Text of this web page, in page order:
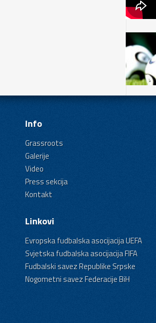
Info
Grassroots
Galerije
Video
Press sekcija
Kontakt
Linkovi
Evropska fudbalska asocijacija UEFA
Svjetska fudbalska asocijacija FIFA
Fudbalski savez Republike Srpske
Nogometni savez Federacije BiH